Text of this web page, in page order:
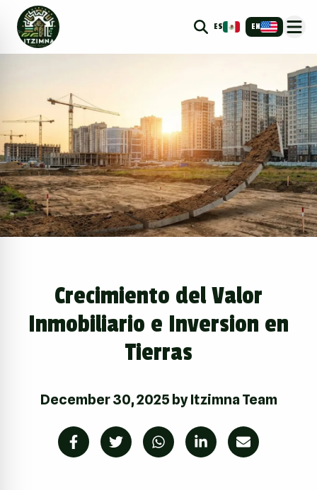
ES EN
Crecimiento del Valor
Inmobiliario e Inversion en
Tierras
December 30, 2025 byItzimna Team